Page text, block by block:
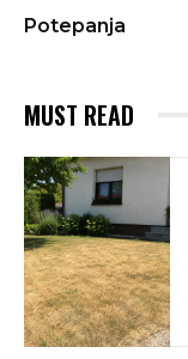
Potepanja
MUST READ